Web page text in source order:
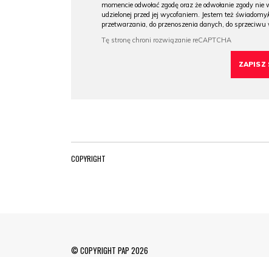
momencie odwołać zgodę oraz że odwołanie zgody
udzielonej przed jej wycofaniem. Jestem też
przetwarzania, do przenoszenia danych, do sprzeciwu
COPYRIGHT
© COPYRIGHT PAP 2026